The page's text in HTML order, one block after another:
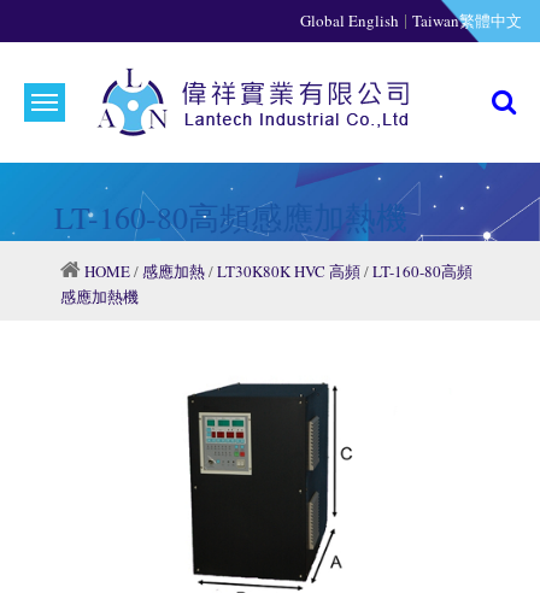
Global English | Taiwan繁體中文
LT-160-80高頻感應加熱機
HOME/感應加熱/LT30K80K HVC 高頻/LT-160-80高頻
感應加熱機